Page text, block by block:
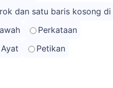
dan satu baris kosong di
Perkataan
Ayat
Petikan